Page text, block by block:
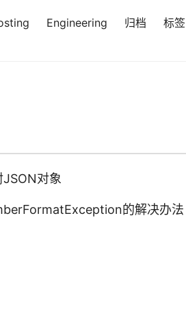
Engineering 归档 标签
对象
的解决办法